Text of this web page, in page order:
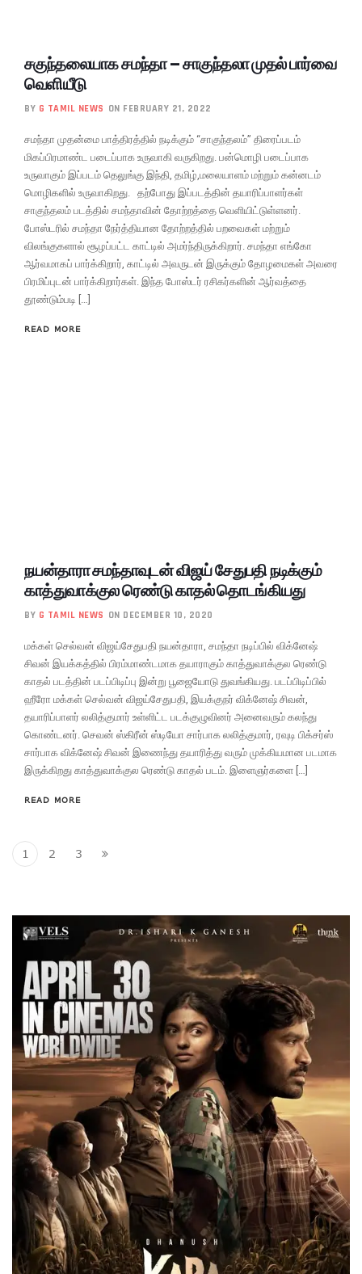
சகுந்தலையாக சமந்தா – சாகுந்தலா முதல் பார்வை
வெளியீடு
BY G TAMIL NEWS ON FEBRUARY 21, 2022
சமந்தா முதன்மை பாத்திரத்தில் நடிக்கும் “சாகுந்தலம்” திரைப்படம்
மிகப்பிரமாண்ட படைப்பாக உருவாகி வருகிறது. பன்மொழி படைப்பாக
உருவாகும் இப்படம் தெலுங்கு இந்தி, தமிழ்,மலையாளம் மற்றும் கன்னடம்
மொழிகளில் உருவாகிறது. தற்போது இப்படத்தின் தயாரிப்பாளர்கள்
சாகுந்தலம் படத்தில் சமந்தாவின் தோற்றத்தை வெளியிட்டுள்ளனர்.
போஸ்டரில் சமந்தா நேர்த்தியான தோற்றத்தில் பறவைகள் மற்றும்
விலங்குகளால் சூழப்பட்ட காட்டில் அமர்ந்திருக்கிறார். சமந்தா எங்கோ
ஆர்வமாகப் பார்க்கிறார், காட்டில் அவருடன் இருக்கும் தோழமைகள் அவரை
பிரமிப்புடன் பார்க்கிறார்கள். இந்த போஸ்டர் ரசிகர்களின் ஆர்வத்தை
தூண்டும்படி […]
READ MORE
நயன்தாரா சமந்தாவுடன் விஜய் சேதுபதி நடிக்கும்
காத்துவாக்குல ரெண்டு காதல் தொடங்கியது
BY G TAMIL NEWS ON DECEMBER 10, 2020
மக்கள் செல்வன் விஜய்சேதுபதி நயன்தாரா, சமந்தா நடிப்பில் விக்னேஷ்
சிவன் இயக்கத்தில் பிரம்மாண்டமாக தயாராகும் காத்துவாக்குல ரெண்டு
காதல் படத்தின் படப்பிடிப்பு இன்று பூஜையோடு துவங்கியது. படப்பிடிப்பில்
ஹீரோ மக்கள் செல்வன் விஜய்சேதுபதி, இயக்குநர் விக்னேஷ் சிவன்,
தயாரிப்பாளர் லலித்குமார் உள்ளிட்ட படக்குழுவினர் அனைவரும் கலந்து
கொண்டனர். செவன் ஸ்கிரீன் ஸ்டியோ சார்பாக லலித்குமார், ரவுடி பிக்சர்ஸ்
சார்பாக விக்னேஷ் சிவன் இணைந்து தயாரித்து வரும் முக்கியமான படமாக
இருக்கிறது காத்துவாக்குல ரெண்டு காதல் படம். இளைஞர்களை […]
READ MORE
1 2 3